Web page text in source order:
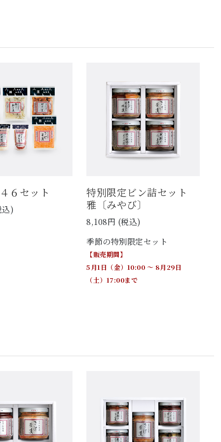
６セット
)
特別限定ビン詰セット
雅〔みやび〕
8,108円 (税込)
季節の特別限定セット
【販売期間】
5月1日（金）10:00 ～ 8月29日
（土）17:00まで